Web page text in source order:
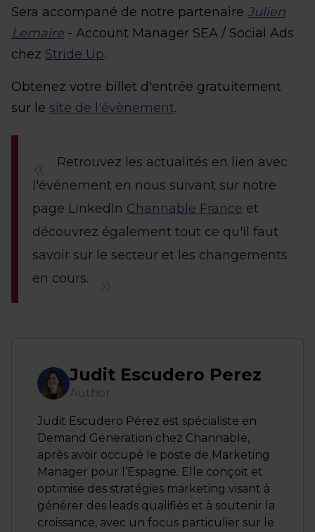
Sera accompané de notre partenaire Julien
Lemaire - Account Manager SEA / Social Ads
chez Stride Up.
Obtenez votre billet d'entrée gratuitement
sur le site de l'évènement.
Retrouvez les actualités en lien avec
l'événement en nous suivant sur notre
page LinkedIn Channable France et
découvrez également tout ce qu'il faut
savoir sur le secteur et les changements
en cours.
Judit Escudero Perez
Author
Judit Escudero Pérez est spécialiste en
Demand Generation chez Channable,
après avoir occupé le poste de Marketing
Manager pour l’Espagne. Elle conçoit et
optimise des stratégies marketing visant à
générer des leads qualifiés et à soutenir la
croissance, avec un focus particulier sur le